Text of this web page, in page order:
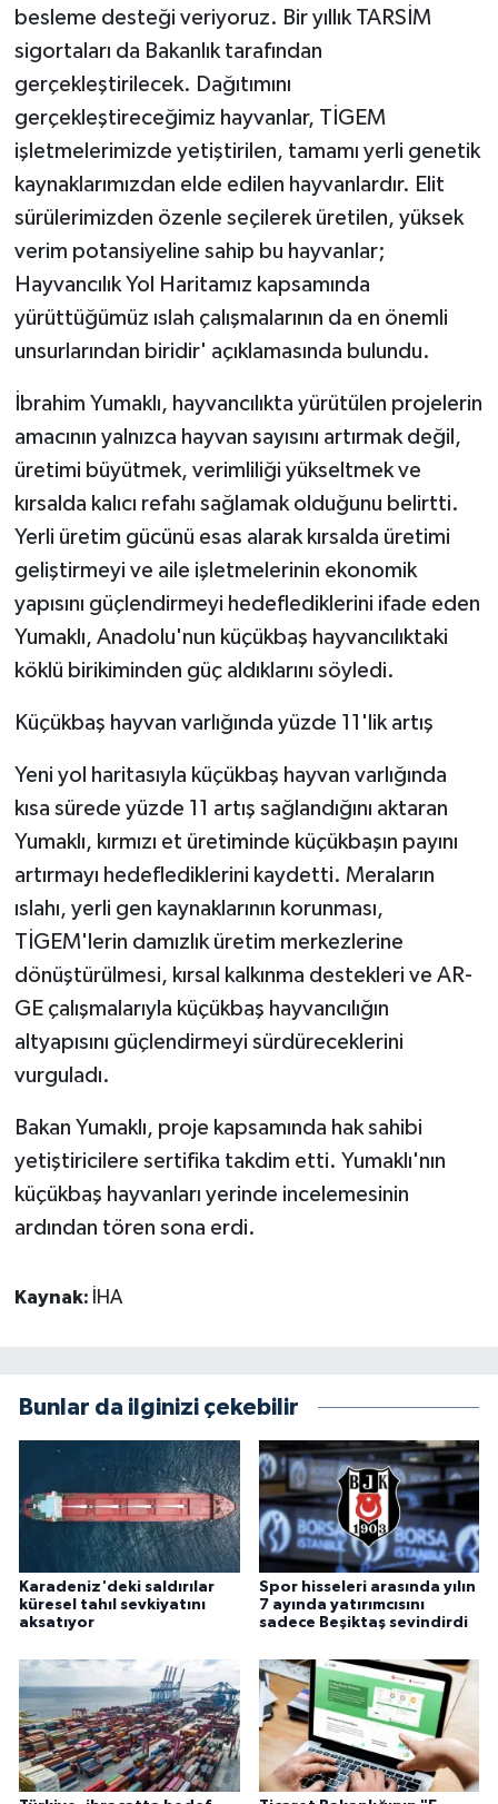
besleme desteği veriyoruz. Bir yıllık TARSİM
sigortaları da Bakanlık tarafından
gerçekleştirilecek. Dağıtımını
gerçekleştireceğimiz hayvanlar, TİGEM
işletmelerimizde yetiştirilen, tamamı yerli genetik
kaynaklarımızdan elde edilen hayvanlardır. Elit
sürülerimizden özenle seçilerek üretilen, yüksek
verim potansiyeline sahip bu hayvanlar;
Hayvancılık Yol Haritamız kapsamında
yürüttüğümüz ıslah çalışmalarının da en önemli
unsurlarından biridir' açıklamasında bulundu.
İbrahim Yumaklı, hayvancılıkta yürütülen projelerin
amacının yalnızca hayvan sayısını artırmak değil,
üretimi büyütmek, verimliliği yükseltmek ve
kırsalda kalıcı refahı sağlamak olduğunu belirtti.
Yerli üretim gücünü esas alarak kırsalda üretimi
geliştirmeyi ve aile işletmelerinin ekonomik
yapısını güçlendirmeyi hedeflediklerini ifade eden
Yumaklı, Anadolu'nun küçükbaş hayvancılıktaki
köklü birikiminden güç aldıklarını söyledi.
Küçükbaş hayvan varlığında yüzde 11'lik artış
Yeni yol haritasıyla küçükbaş hayvan varlığında
kısa sürede yüzde 11 artış sağlandığını aktaran
Yumaklı, kırmızı et üretiminde küçükbaşın payını
artırmayı hedeflediklerini kaydetti. Meraların
ıslahı, yerli gen kaynaklarının korunması,
TİGEM'lerin damızlık üretim merkezlerine
dönüştürülmesi, kırsal kalkınma destekleri ve AR-
GE çalışmalarıyla küçükbaş hayvancılığın
altyapısını güçlendirmeyi sürdüreceklerini
vurguladı.
Bakan Yumaklı, proje kapsamında hak sahibi
yetiştiricilere sertifika takdim etti. Yumaklı'nın
küçükbaş hayvanları yerinde incelemesinin
ardından tören sona erdi.
Kaynak: İHA
Bunlar da ilginizi çekebilir
Karadeniz'deki saldırılar
küresel tahıl sevkiyatını
aksatıyor
Spor hisseleri arasında yılın
7 ayında yatırımcısını
sadece Beşiktaş sevindirdi